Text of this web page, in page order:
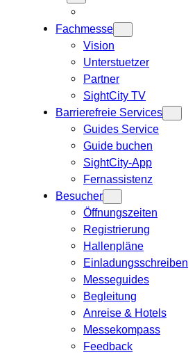
Fachmesse
Vision
Unterstuetzer
Partner
SightCity TV
Barrierefreie Services
Guides Service
Guide buchen
SightCity-App
Fernassistenz
Besucher
Öffnungszeiten
Registrierung
Hallenpläne
Einladungsschreiben
Messeguides
Begleitung
Anreise & Hotels
Messekompass
Feedback